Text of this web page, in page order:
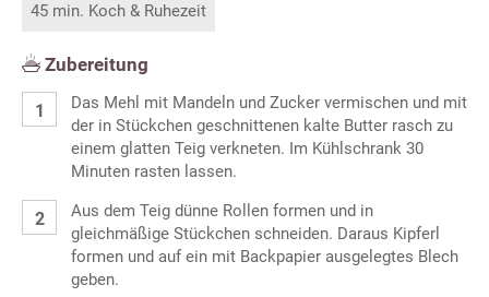
45 min. Koch & Ruhezeit
Zubereitung
Das Mehl mit Mandeln und Zucker vermischen und mit
der in Stückchen geschnittenen kalte Butter rasch zu
einem glatten Teig verkneten. Im Kühlschrank 30
Minuten rasten lassen.
Aus dem Teig dünne Rollen formen und in
gleichmäßige Stückchen schneiden. Daraus Kipferl
formen und auf ein mit Backpapier ausgelegtes Blech
geben.